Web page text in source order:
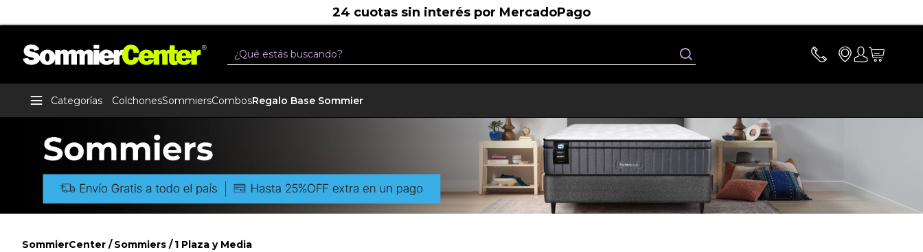
Llamanos: 0800-220-0010 o chateá por
Categorías ColchonesSommiersCombosRegalo Base Sommier
SommierCenter Sommiers 1 Plaza y Media